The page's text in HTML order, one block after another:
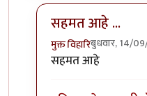
सहमत आहे ...
मुक्त विहारिबुधवार, 14/
In reply to
सहमत आहे